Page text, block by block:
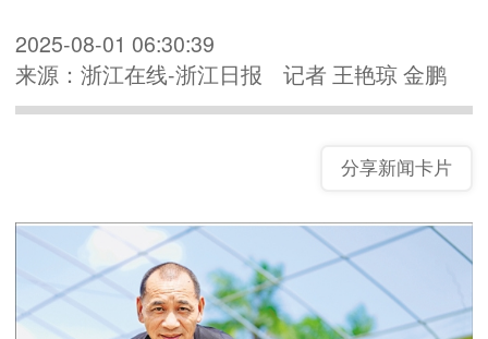
2025-08-01 06:30:39
来源：浙江在线-浙江日报
记者 王艳琼 金鹏
分享新闻卡片